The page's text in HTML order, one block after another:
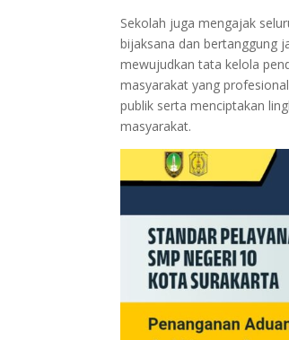
Sekolah juga mengajak
bijaksana dan bertanggung
mewujudkan tata kelola
masyarakat yang
publik serta menciptakan
masyarakat.